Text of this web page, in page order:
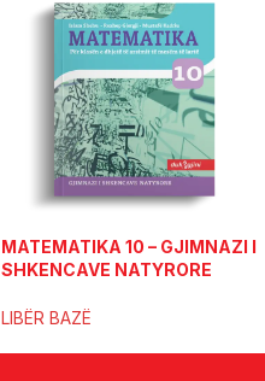
MATEMATIKA 10 – GJIMNAZI I
SHKENCAVE NATYRORE
LIBËR BAZË